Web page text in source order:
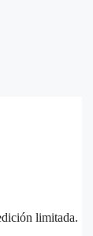
limitada.